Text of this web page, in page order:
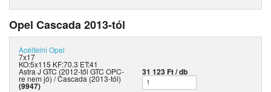
Opel Cascada 2013-tól
Acélfelni Opel
7x17
KO:5x115 KF:70.3 ET:41
Astra J GTC (2012-től GTC OPC-
re nem jó) / Cascada (2013-tól)
(9947)
31 123 Ft / db